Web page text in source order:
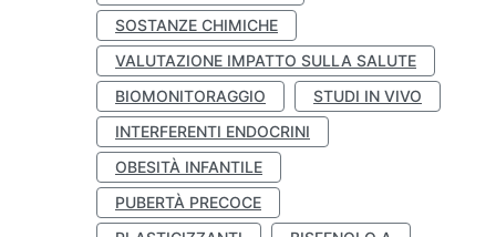
SOSTANZE CHIMICHE
VALUTAZIONE IMPATTO SULLA SALUTE
BIOMONITORAGGIO
STUDI IN VIVO
INTERFERENTI ENDOCRINI
OBESITÀ INFANTILE
PUBERTÀ PRECOCE